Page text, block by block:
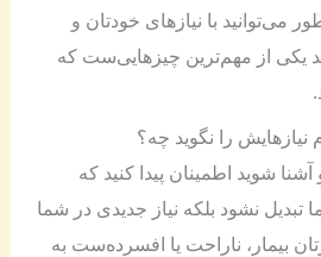
می‌توانید با نیازهای خودتان و
یکی از مهم‌ترین چیزهایی‌ست که
نیازهایش را نگوید چه؟
آشنا شوید اطمینان پیدا کنید که
تبدیل نشود بلکه نیاز جدیدی در شما
بیمار، ناراحت یا افسرده‌ست به